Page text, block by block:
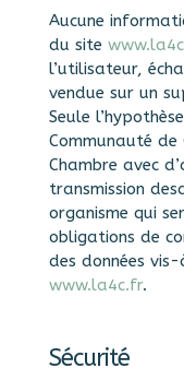
Aucune
du site
l’utilisateur,
vendue sur un
Seule
Communauté de
Chambre avec
transmission
organisme qui
obligations de
des données
www.la4c.fr.
Sécurité